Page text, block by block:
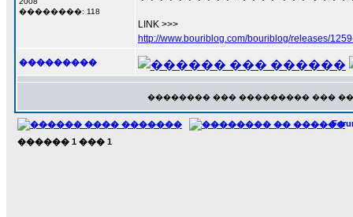
��������: 118
LINK >>>
http://www.bouriblog.com/bouriblog/releases/
���������
�������� ��� ��������� ���
������ 1 ��� 1